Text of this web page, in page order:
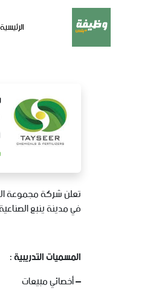
الرئيسية
في مدينة ينبع
المسميات التدريبية :
– أخصائي مبيعات